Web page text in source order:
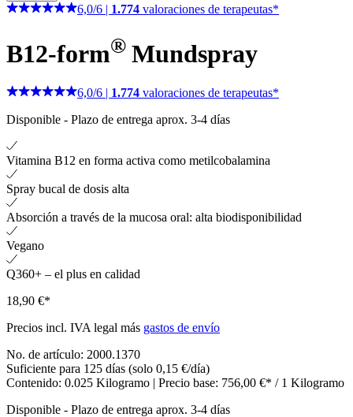
6,0/6 1.774 valoraciones de terapeutas*
B12-form® Mundspray
6,0/6 | 1.774 valoraciones de terapeutas*
Disponible - Plazo de entrega aprox. 3-4 días
Vitamina B12 en forma activa como metilcobalamina
Spray bucal de dosis alta
Absorción a través de la mucosa oral: alta biodisponibilidad
Vegano
Q360+ – el plus en calidad
18,90 €*
Precios incl. IVA legal más gastos de envío
No. de artículo: 2000.1370
Suficiente para 125 días (solo 0,15 €/día)
Contenido: 0.025 Kilogramo | Precio base: 756,00 €* / 1 Kilogramo
Disponible - Plazo de entrega aprox. 3-4 días